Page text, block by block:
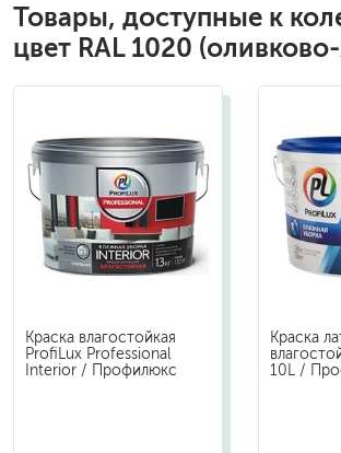
Товары, доступные к
цвет RAL 1020
Краска влагостойкая
ProfiLux Professional
Interior / Профилюкс
Краска
10L /